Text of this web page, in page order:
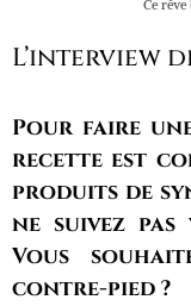
Ce rêve
L’interview
Pour faire
recette est
produits de
ne suivez
Vous
contre-pied ?